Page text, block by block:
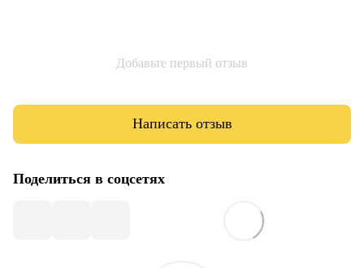
Добавьте первый отзыв
Написать отзыв
Поделиться в соцсетях